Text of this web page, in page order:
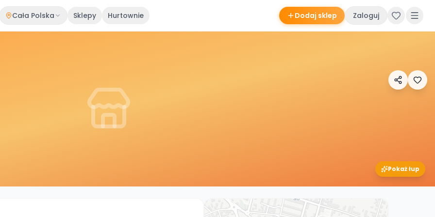
Cała Polska Sklepy Hurtownie Dodaj sklep Zaloguj
Pokaż łup